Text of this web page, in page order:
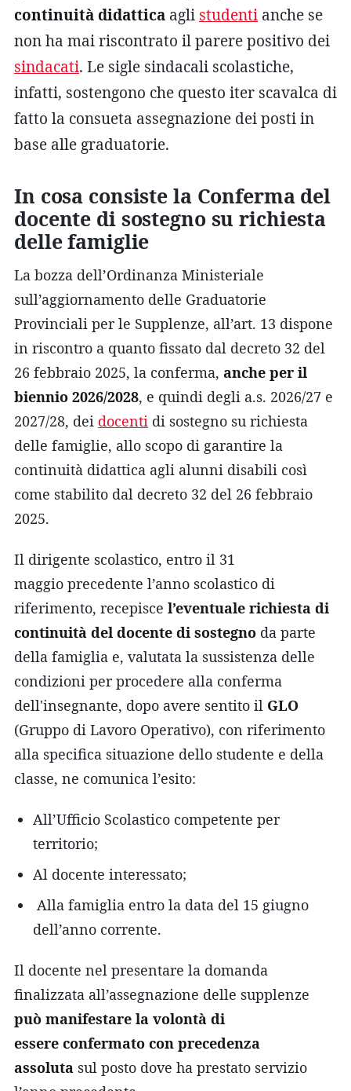
continuità didattica agli studenti anche se
non ha mai riscontrato il parere positivo dei
sindacati. Le sigle sindacali scolastiche,
infatti, sostengono che questo iter scavalca di
fatto la consueta assegnazione dei posti in
base alle graduatorie.
In cosa consiste la Conferma del
docente di sostegno su richiesta
delle famiglie
La bozza dell’Ordinanza Ministeriale
sull’aggiornamento delle Graduatorie
Provinciali per le Supplenze, all’art. 13 dispone
in riscontro a quanto fissato dal decreto 32 del
26 febbraio 2025, la conferma, anche per il
biennio 2026/2028, e quindi degli a.s. 2026/27 e
2027/28, dei docenti di sostegno su richiesta
delle famiglie, allo scopo di garantire la
continuità didattica agli alunni disabili così
come stabilito dal decreto 32 del 26 febbraio
2025.
Il dirigente scolastico, entro il 31
maggio precedente l’anno scolastico di
riferimento, recepisce l’eventuale richiesta di
continuità del docente di sostegno da parte
della famiglia e, valutata la sussistenza delle
condizioni per procedere alla conferma
dell'insegnante, dopo avere sentito il GLO
(Gruppo di Lavoro Operativo), con riferimento
alla specifica situazione dello studente e della
classe, ne comunica l’esito:
All’Ufficio Scolastico competente per
territorio;
Al docente interessato;
Alla famiglia entro la data del 15 giugno
dell’anno corrente.
Il docente nel presentare la domanda
finalizzata all’assegnazione delle supplenze
può manifestare la volontà di
essere confermato con precedenza
assoluta sul posto dove ha prestato servizio